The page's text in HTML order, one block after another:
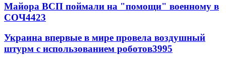
Майора ВСП поймали на "помощи" военному в
СОЧ4423
Украина впервые в мире провела воздушный
штурм с использованием роботов3995